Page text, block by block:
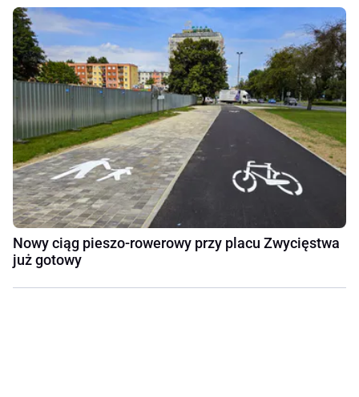
Nowy ciąg pieszo-rowerowy przy placu Zwycięstwa
już gotowy